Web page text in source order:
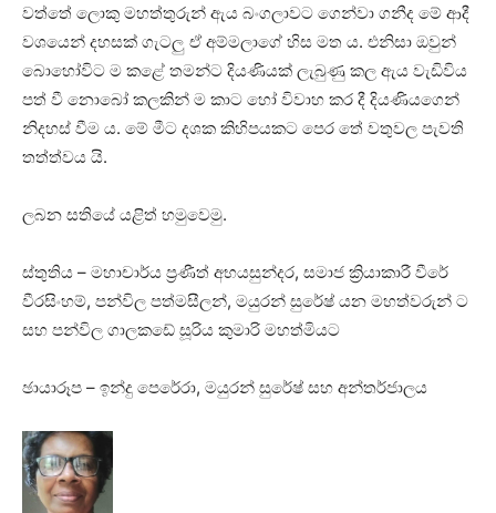
වත්තේ ලොකු මහත්තුරුන් ඇය බංගලාවට ගෙන්වා ගනීද මේ ආදී
වශයෙන් දහසක් ගැටලු ඒ අම්මලාගේ හිස මත ය. එනිසා ඔවුන්
බොහෝවිට ම කළේ තමන්ට දියණියක් ලැබුණු කල ඇය වැඩිවිය
පත් වී නොබෝ කලකින් ම කාට හෝ විවාහ කර දී දියණියගෙන්
නිදහස් වීම ය. මේ මීට දශක කිහිපයකට පෙර තේ වතුවල පැවති
තත්ත්වය යි.
ලබන සතියේ යළිත් හමුවෙමු.
ස්තුතිය – මහාචාර්ය ප්‍රණීත් අභයසුන්දර, සමාජ ක්‍රියාකාරී වීරේ
වීරසිංහම්, පන්විල පත්මසීලන්, මයුරන් සුරේෂ් යන මහත්වරුන් ට
සහ පන්විල ගාලකඩේ සූරිය කුමාරි මහත්මියට
ඡායාරූප – ඉන්දු පෙරේරා, මයුරන් සුරේෂ් සහ අන්තර්ජාලය